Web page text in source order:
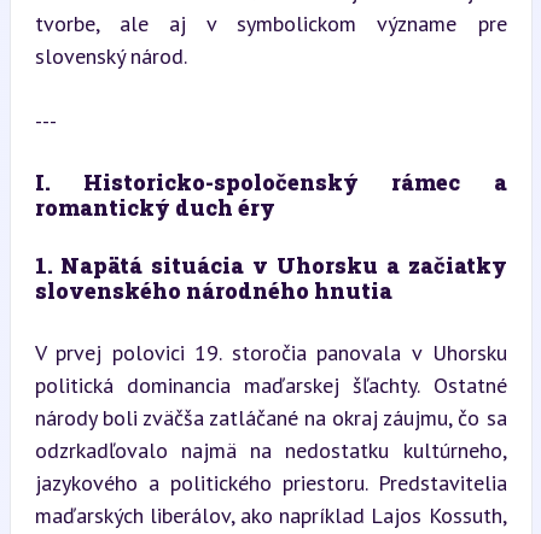
tvorbe, ale aj v symbolickom význame pre
slovenský národ.
---
I. Historicko-spoločenský rámec a
romantický duch éry
1. Napätá situácia v Uhorsku a začiatky
slovenského národného hnutia
V prvej polovici 19. storočia panovala v Uhorsku
politická dominancia maďarskej šľachty. Ostatné
národy boli zväčša zatláčané na okraj záujmu, čo sa
odzrkadľovalo najmä na nedostatku kultúrneho,
jazykového a politického priestoru. Predstavitelia
maďarských liberálov, ako napríklad Lajos Kossuth,